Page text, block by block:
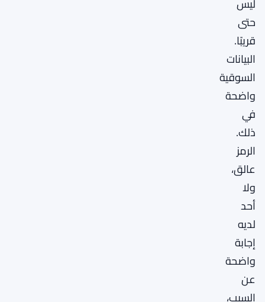
حتى
قريبًا.
البيانات
السوقية
واضحة
في
ذلك.
الرمز
عالق،
ولا
أحد
لديه
إجابة
واضحة
عن
السبب،